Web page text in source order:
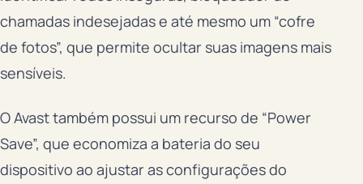
chamadas indesejadas e até mesmo um “cofre
de fotos”, que permite ocultar suas imagens mais
sensíveis.
O Avast também possui um recurso de “Power
Save”, que economiza a bateria do seu
dispositivo ao ajustar as configurações do